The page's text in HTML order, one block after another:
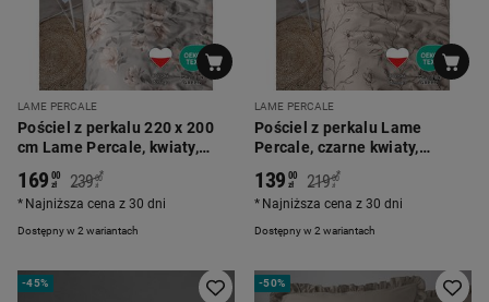
LAME PERCALE
Pościel z perkalu 220 x 200
cm Lame Percale, kwiaty,
Dostępny w 2 wariantach
169 00
zł 239 00
zł
*
Najniższa cena z 30 dni
LAME PERCALE
Pościel z perkalu Lame
Percale, czarne kwiaty,
Dostępny w 2 wariantach
139 00
zł 219 00
zł
*
Najniższa cena z 30 dni
-45% -50%